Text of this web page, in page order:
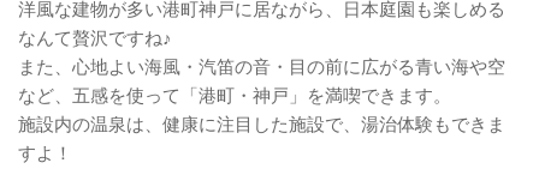
洋風な建物が多い港町神戸に居ながら、日本庭園も楽しめる
なんて贅沢ですね♪
また、心地よい海風・汽笛の音・目の前に広がる青い海や空
など、五感を使って「港町・神戸」を満喫できます。
施設内の温泉は、健康に注目した施設で、湯治体験もできま
すよ！